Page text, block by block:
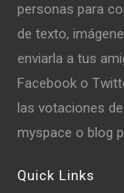
personas para
de texto,
enviarla a tus
Facebook o
las votaciones
myspace o blog
Quick Links